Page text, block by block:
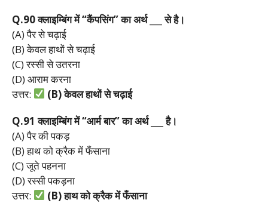
Q.90क्लाइम्बिंगमें “कैंपसिंग”काअर्थ ___सेहै।
(A) पैर से चढ़ाई
(B) केवल हाथों से चढ़ाई
(C) रस्सी से उतरना
(D) आराम करना
उत्तर:
(B)केवलहाथोंसेचढ़ाई
Q.91क्लाइम्बिंगमें “आर्मबार”काअर्थ ___है।
(A) पैर की पकड़
(B) हाथ को क्रैक में फँसाना
(C) जूते पहनना
(D) रस्सी पकड़ना
उत्तर:
(B)हाथकोक्रैकमेंफँसाना